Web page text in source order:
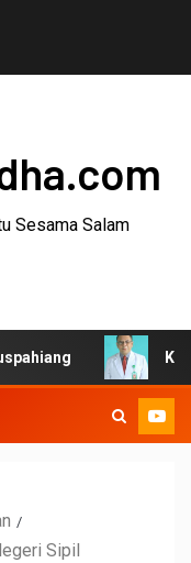
Sesama Salam
Ketua MKEK
Sipil